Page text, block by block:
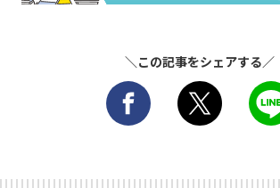
＼この記事をシェアする／